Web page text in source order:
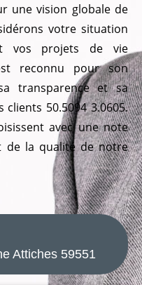
une vision globale de
votre situation
vos projets de vie
reconnu pour son
transparence et sa
50.5094 3.0605.
avec une note
de la qualité de notre
Attiches 59551